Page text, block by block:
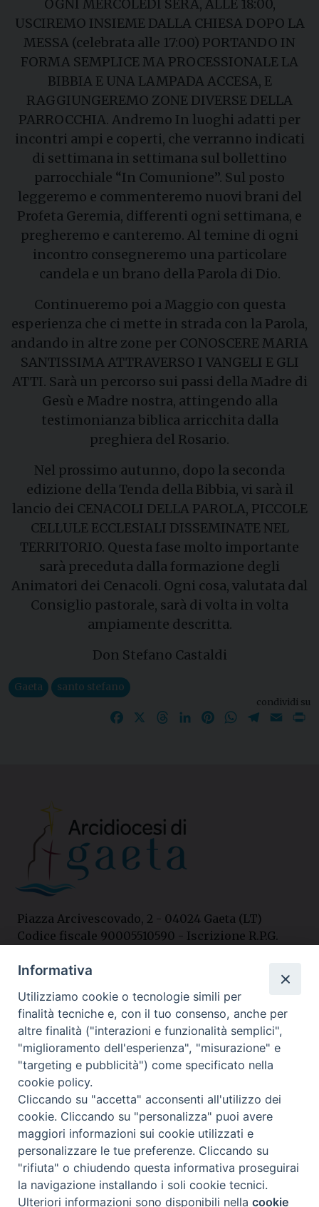
OGNI MERCOLEDÌ SERA, ALLE 18:00,
USCIREMO INSIEME DALLA CHIESA DOPO LA
MESSA (celebrata alle 17:00) PORTANDO IN
FORMA SEMPLICE MA PROCESSIONALE LA
BIBBIA E UNA LAMPADA ACCESA, E
RAGGIUNGEREMO ZONE DIVERSE DELLA
PARROCCHIA. Andremo In luoghi adatti per
incontri ampi e coperti, che verranno indicati
di settimana in settimana sul bollettino
parrocchiale “In Comunione”. Sul posto
leggeremo e commenteremo nuovi brani del
Profeta Geremia, differenti ogni settimana, e
pregheremo e canteremo. Al temine di ogni
incontro consegneremo una particolare
candela e un brano della Parola di Dio.
Continueremo poi a Maggio con questa
esperienza che ci mette in strada con la Parola,
andando in altre zone per CONOSCERE MARIA
SANTISSIMA ATTRAVERSO I VANGELI E GLI
ATTI. Sarà un percorso sui passi della Madre di
Gesù e Madre nostra, attingendo alla
testimonianza biblica arricchita dalla
preghiera del Rosario.
Nel prossimo autunno, dopo la seconda
edizione della Tenda della Bibbia, vi sarà il
lancio dei CENACOLI DELLA PAROLA, PICCOLE
CELLULE ECCLESIALI DISSEMINATE NEL
TERRITORIO. Questa fase molto importante
sarà preceduta dalla formazione degli
Animatori dei Cenacoli. Ogni cosa, valutata dal
Consiglio pastorale, sarà di volta in volta
ampiamente descritta.
Don Stefano Castaldi
Gaeta santo stefano
condividi su
Facebook ThreadsLinkedInPinterestWhatsApp
Telegram
Email
Piazza Arcivescovado, 2 - 04024 Gaeta (LT)
Codice fiscale 90005510590 - Iscrizione R.P.G.
Contatti
Curia
Tel. 0771.740341
Palazzo De Vio
Tel. 0771.464088
I nostri social
Privacy policy---- Arcidiocesi di Gaeta © 2024
Preferenze Cookie
Informativa
Utilizziamo cookie o tecnologie simili per
finalità tecniche e, con il tuo consenso, anche per
altre finalità ("interazioni e funzionalità semplici",
"miglioramento dell'esperienza", "misurazione" e
"targeting e pubblicità") come specificato nella
cookie policy.
Cliccando su "accetta" acconsenti all'utilizzo dei
cookie. Cliccando su "personalizza" puoi avere
maggiori informazioni sui cookie utilizzati e
personalizzare le tue preferenze. Cliccando su
"rifiuta" o chiudendo questa informativa proseguirai
la navigazione installando i soli cookie tecnici.
Ulteriori informazioni sono disponibili nellacookie